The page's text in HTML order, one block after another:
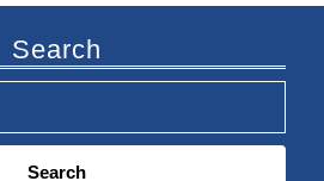
Search